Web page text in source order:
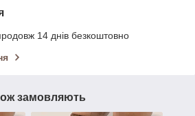
14 днів безкоштовно
замовляють